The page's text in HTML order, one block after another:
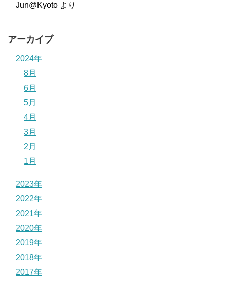
Jun@Kyoto より
アーカイブ
2024年
8月
6月
5月
4月
3月
2月
1月
2023年
2022年
2021年
2020年
2019年
2018年
2017年